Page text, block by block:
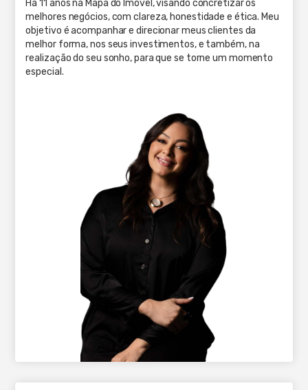
Há 11 anos na Mapa do Imóvel, visando concretizar os
melhores negócios, com clareza, honestidade e ética. Meu
objetivo é acompanhar e direcionar meus clientes da
melhor forma, nos seus investimentos, e também, na
realização do seu sonho, para que se torne um momento
especial.